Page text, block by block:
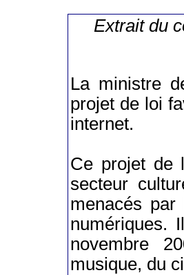
Extrait du
La ministre
projet de loi
internet.
Ce projet de
secteur
menacés
numériques.
novembre
musique, du